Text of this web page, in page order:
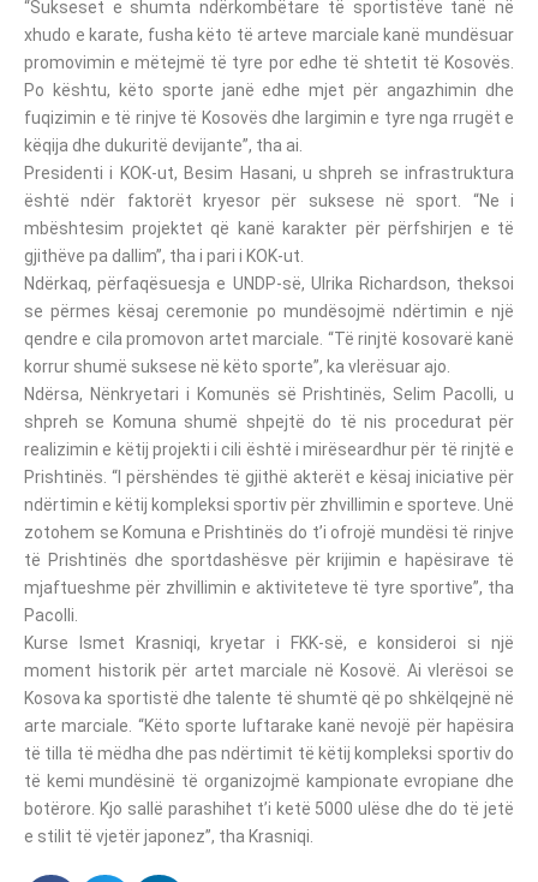
“Sukseset e shumta ndërkombëtare të sportistëve tanë në
xhudo e karate, fusha këto të arteve marciale kanë mundësuar
promovimin e mëtejmë të tyre por edhe të shtetit të Kosovës.
Po kështu, këto sporte janë edhe mjet për angazhimin dhe
fuqizimin e të rinjve të Kosovës dhe largimin e tyre nga rrugët e
këqija dhe dukuritë devijante”, tha ai.
Presidenti i KOK-ut, Besim Hasani, u shpreh se infrastruktura
është ndër faktorët kryesor për suksese në sport. “Ne i
mbështesim projektet që kanë karakter për përfshirjen e të
gjithëve pa dallim”, tha i pari i KOK-ut.
Ndërkaq, përfaqësuesja e UNDP-së, Ulrika Richardson, theksoi
se përmes kësaj ceremonie po mundësojmë ndërtimin e një
qendre e cila promovon artet marciale. “Të rinjtë kosovarë kanë
korrur shumë suksese në këto sporte”, ka vlerësuar ajo.
Ndërsa, Nënkryetari i Komunës së Prishtinës, Selim Pacolli, u
shpreh se Komuna shumë shpejtë do të nis procedurat për
realizimin e këtij projekti i cili është i mirëseardhur për të rinjtë e
Prishtinës. “I përshëndes të gjithë akterët e kësaj iniciative për
ndërtimin e këtij kompleksi sportiv për zhvillimin e sporteve. Unë
zotohem se Komuna e Prishtinës do t’i ofrojë mundësi të rinjve
të Prishtinës dhe sportdashësve për krijimin e hapësirave të
mjaftueshme për zhvillimin e aktiviteteve të tyre sportive”, tha
Pacolli.
Kurse Ismet Krasniqi, kryetar i FKK-së, e konsideroi si një
moment historik për artet marciale në Kosovë. Ai vlerësoi se
Kosova ka sportistë dhe talente të shumtë që po shkëlqejnë në
arte marciale. “Këto sporte luftarake kanë nevojë për hapësira
të tilla të mëdha dhe pas ndërtimit të këtij kompleksi sportiv do
të kemi mundësinë të organizojmë kampionate evropiane dhe
botërore. Kjo sallë parashihet t’i ketë 5000 ulëse dhe do të jetë
e stilit të vjetër japonez”, tha Krasniqi.